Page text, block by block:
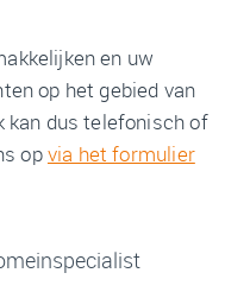
en uw
op het gebied van
kan dus telefonisch of
opvia het formulier